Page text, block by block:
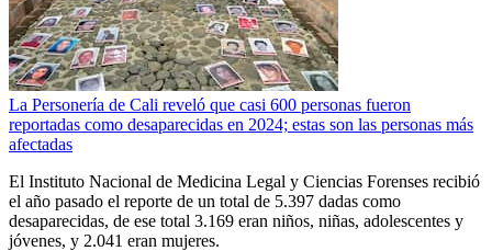
La Personería de Cali reveló que casi 600 personas fueron
reportadas como desaparecidas en 2024; estas son las personas más
afectadas
El Instituto Nacional de Medicina Legal y Ciencias Forenses recibió
el año pasado el reporte de un total de 5.397 dadas como
desaparecidas, de ese total 3.169 eran niños, niñas, adolescentes y
jóvenes, y 2.041 eran mujeres.